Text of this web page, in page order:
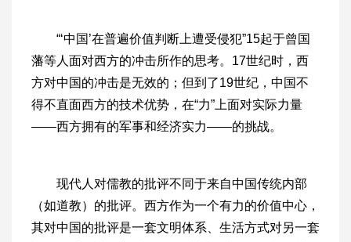
“‘中国’在普遍价值判断上遭受侵犯”15起于曾国
藩等人面对西方的冲击所作的思考。17世纪时，西
方对中国的冲击是无效的；但到了19世纪，中国不
得不直面西方的技术优势，在“力”上面对实际力量
——西方拥有的军事和经济实力——的挑战。
现代人对儒教的批评不同于来自中国传统内部
（如道教）的批评。西方作为一个有力的价值中心，
其对中国的批评是一套文明体系、生活方式对另一套